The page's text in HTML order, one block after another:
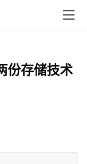
份存储技术